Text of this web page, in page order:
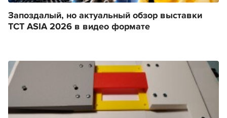
Запоздалый, но актуальный обзор выставки
TCT ASIA 2026 в видео формате